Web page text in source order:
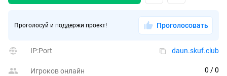
Проголосуй и поддержи проект! Проголосовать
IP:Port daun.skuf.club
Игроков онлайн 0 / 0